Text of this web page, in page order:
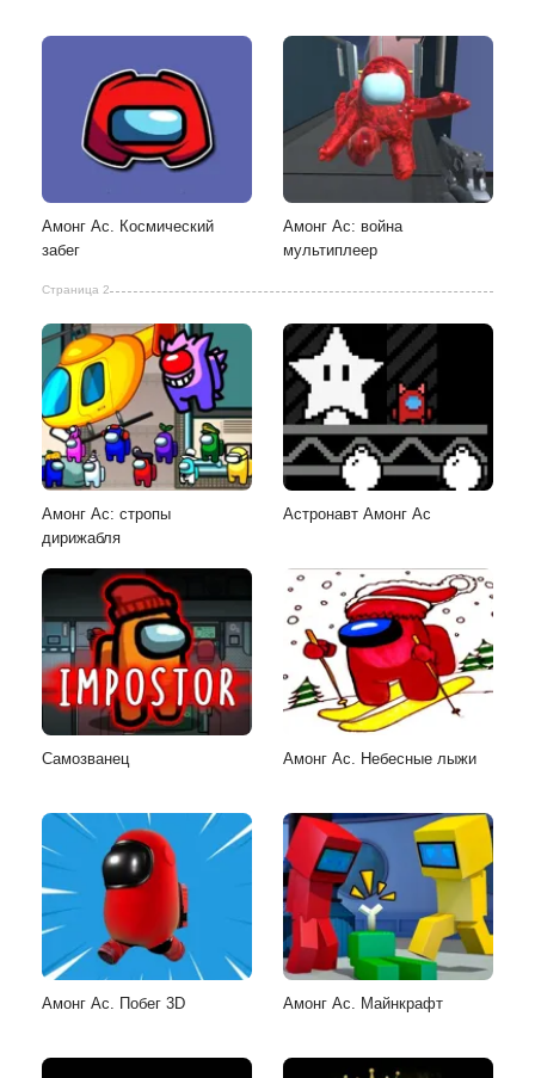
Амонг Ас. Космический
забег
Амонг Ас: война
мультиплеер
Страница 2
Амонг Ас: стропы
дирижабля
Астронавт Амонг Ас
Самозванец Амонг Ас. Небесные лыжи
Амонг Ас. Побег 3D Амонг Ас. Майнкрафт